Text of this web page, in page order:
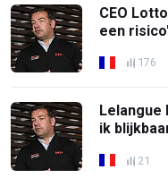
CEO
een
176
Lelangue
ik
21